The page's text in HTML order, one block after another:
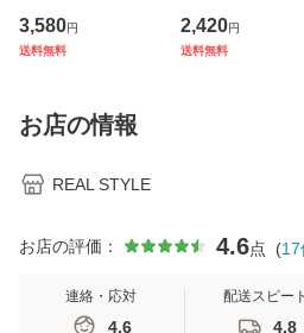
ー 二つ折り財布 財
布 大容量 コンパク
ケース カード入れ
カ
3,580円
送料無料
ルチトートバッグ
大きめ 傘カバー
2,420円
送料無料
お店の情報
REAL STYLE
お店の評価： 4.6点 (17
連絡・応対
4.6
配送スピー
4.8